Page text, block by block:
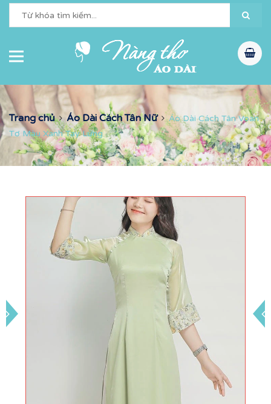
Trang chủ Áo Dài Cách Tân Nữ
Áo Dài Cách Tân Voan
Tơ Màu Xanh Tay Lửng